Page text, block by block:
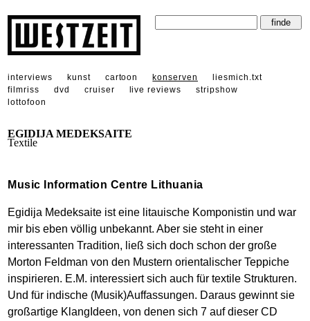
interviews kunst cartoon konserven
liesmich.txt
filmriss
dvd cruiser live reviews
stripshow
lottofoon
EGIDIJA MEDEKSAITE
Textile
Music Information Centre Lithuania
Egidija Medeksaite ist eine litauische Komponistin und war
mir bis eben völlig unbekannt. Aber sie steht in einer
interessanten Tradition, ließ sich doch schon der große
Morton Feldman von den Mustern orientalischer Teppiche
inspirieren. E.M. interessiert sich auch für textile Strukturen.
Und für indische (Musik)Auffassungen. Daraus gewinnt sie
großartige KlangIdeen, von denen sich 7 auf dieser CD